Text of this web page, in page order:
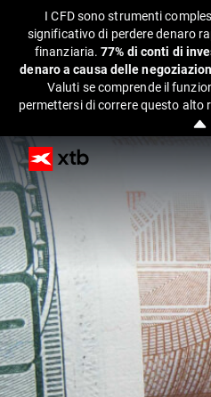
I CFD sono strumenti
significativo di perdere denaro
finanziaria.77% di conti di
denaro a causa delle
Valuti se comprende il
permettersi di correre questo alto